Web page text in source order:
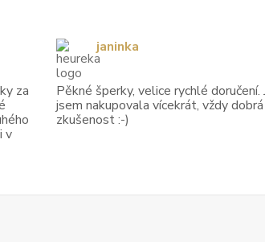
za
v
Pěkné šperky, velice rychlé doručení.
jsem nakupovala vícekrát, vždy dobrá
zkušenost :-)
janinka